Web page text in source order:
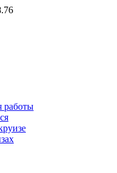
работы